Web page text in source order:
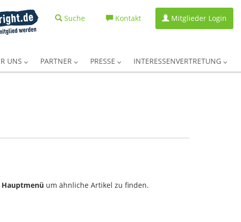
Suche Kontakt Mitglieder Login
UNS PARTNER PRESSE INTERESSENVERTRETUNG
Hauptmenü um ähnliche Artikel zu finden.